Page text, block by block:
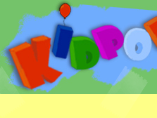
Сайт посвящен детям, их